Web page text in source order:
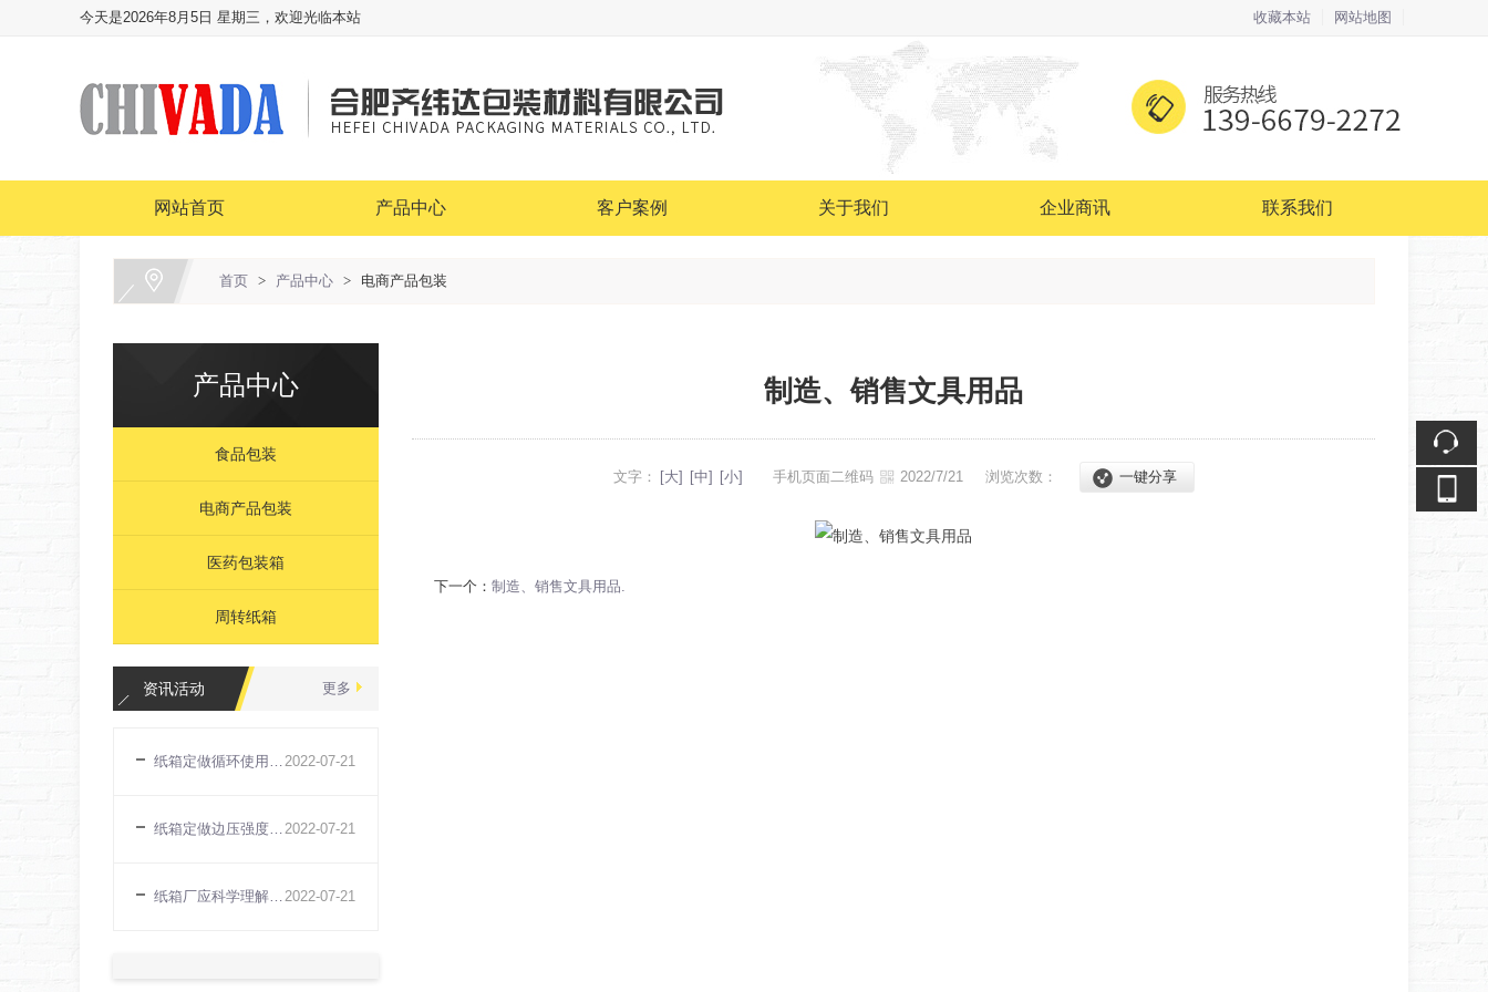
今天是2026年8月5日 星期三，欢迎光临本站 收藏本站 网站地图
网站首页 产品中心 客户案例 关于我们 企业商讯 联系我们
首页 > 产品中心 > 电商产品包装
产品中心
食品包装
电商产品包装
医药包装箱
周转纸箱
更多
资讯活动
2022-07-21
纸箱定做循环使用环保节约
2022-07-21
纸箱定做边压强度标准检测方法
2022-07-21
纸箱厂应科学理解生产管理概念
制造、销售文具用品
文字： [大] [中] [小] 手机页面二维码 2022/7/21 浏览次数： 一键分享
下一个： 制造、销售文具用品.